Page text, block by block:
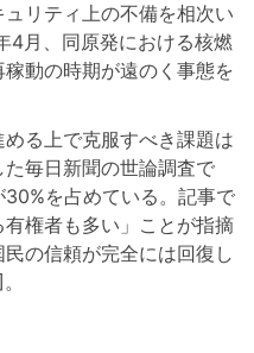
リティ上の不備を相次い
4月、同原発における核燃
動の時期が遠のく事態を
る上で克服すべき課題は
毎日新聞の世論調査で
を占めている。記事で
権者も多い」ことが指摘
の信頼が完全には回復し